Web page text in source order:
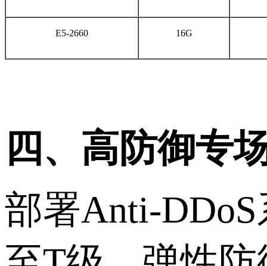
E5-2660 16G
四、 高防御专
部署Anti-